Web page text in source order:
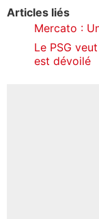
Articles liés
Mercato :
Le PSG
est dévoilé